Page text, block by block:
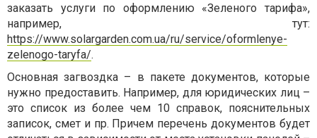
заказать услуги по оформлению «Зеленого тарифа»,
например, тут:
https://www.solargarden.com.ua/ru/service/oformlenye-
zelenogo-taryfa/.
Основная загвоздка – в пакете документов, которые
нужно предоставить. Например, для юридических лиц –
это список из более чем 10 справок, пояснительных
записок, смет и пр. Причем перечень документов будет